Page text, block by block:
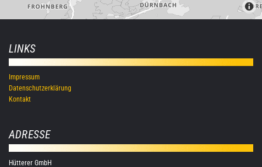
LINKS
Impressum
Datenschutzerklärung
Kontakt
ADRESSE
Hütterer GmbH